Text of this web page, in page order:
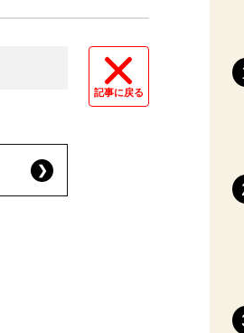
記事に戻る